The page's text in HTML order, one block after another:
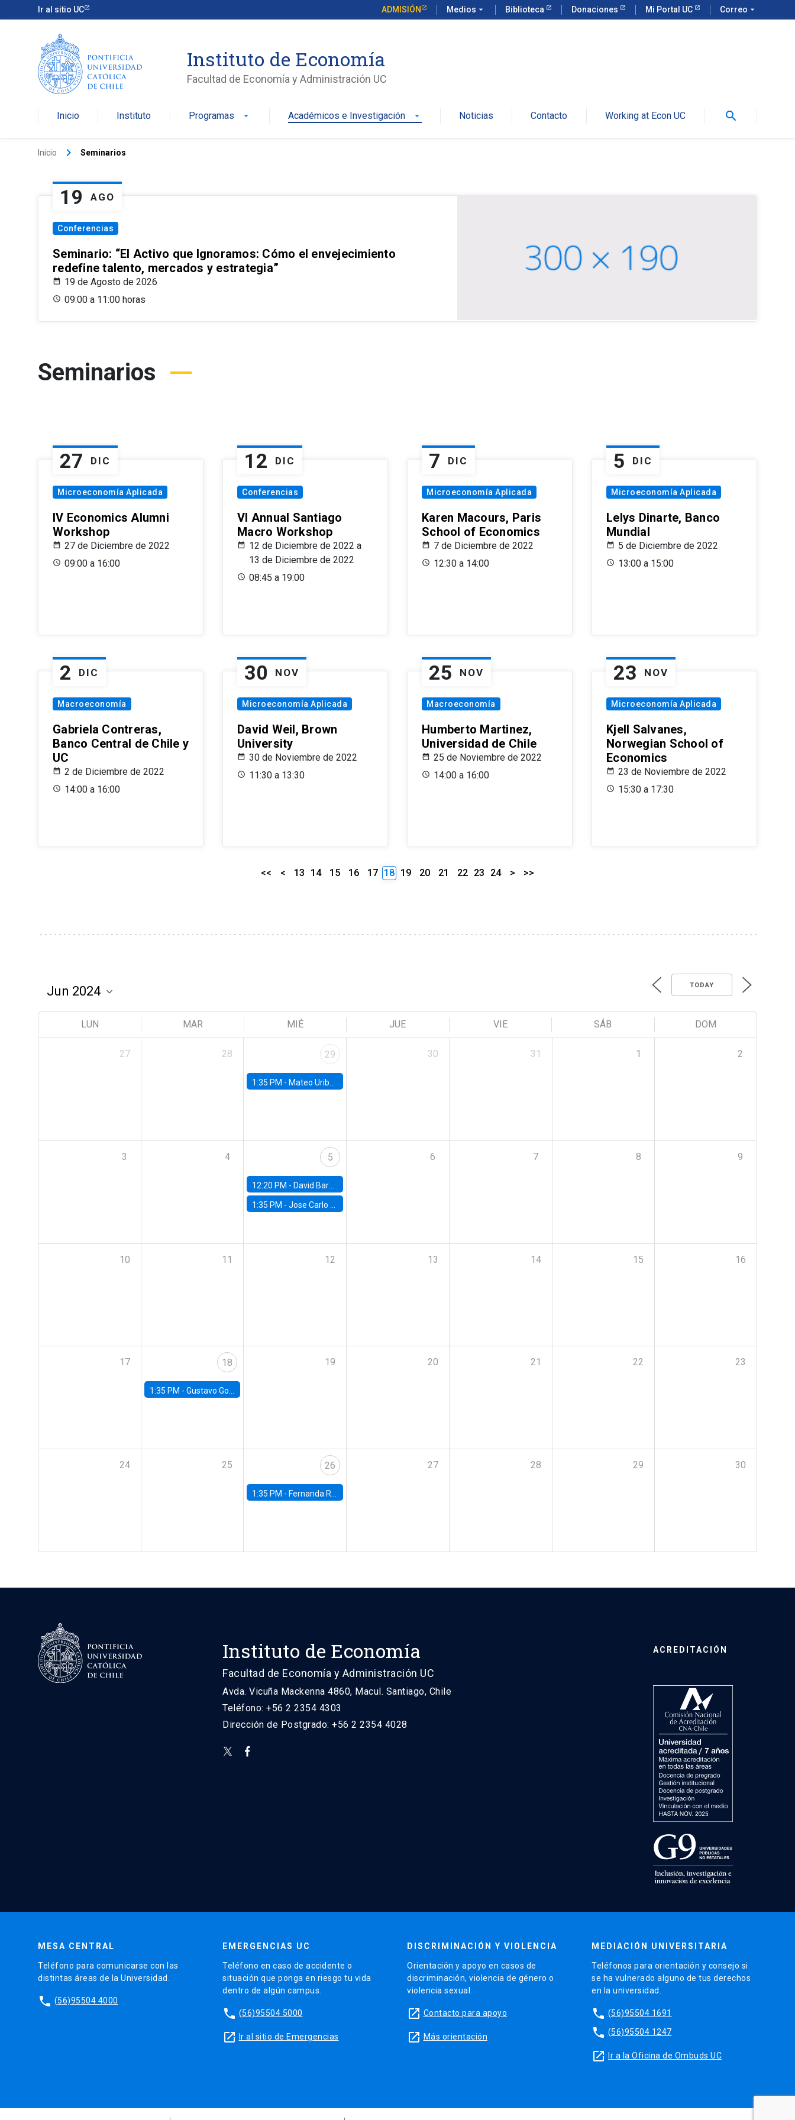
Ir al sitio UC ADMISIÓN Medios arrow_drop_down Biblioteca Donaciones Mi Portal UC Correo arrow_drop_down
Instituto de Economía
Facultad de Economía y Administración UC
Inicio Instituto Programas arrow_drop_down Académicos e Investigación arrow_drop_down Noticias Contacto Working at Econ UC search
Inicio keyboard_arrow_right Seminarios
19 AGO
Conferencias
Seminario: “El Activo que Ignoramos: Cómo el envejecimiento
redefine talento, mercados y estrategia”
19 de Agosto de 2026
09:00 a 11:00 horas
Seminarios
27 DIC
Microeconomía Aplicada
IV Economics Alumni
Workshop
27 de Diciembre de 2022
09:00 a 16:00
12 DIC
Conferencias
VI Annual Santiago
Macro Workshop
12 de Diciembre de 2022 a
13 de Diciembre de 2022
08:45 a 19:00
7 DIC
Microeconomía Aplicada
Karen Macours, Paris
School of Economics
7 de Diciembre de 2022
12:30 a 14:00
5 DIC
Microeconomía Aplicada
Lelys Dinarte, Banco
Mundial
5 de Diciembre de 2022
13:00 a 15:00
2 DIC
Macroeconomía
Gabriela Contreras,
Banco Central de Chile y
UC
2 de Diciembre de 2022
14:00 a 16:00
30 NOV
Microeconomía Aplicada
David Weil, Brown
University
30 de Noviembre de 2022
11:30 a 13:30
25 NOV
Macroeconomía
Humberto Martinez,
Universidad de Chile
25 de Noviembre de 2022
14:00 a 16:00
23 NOV
Microeconomía Aplicada
Kjell Salvanes,
Norwegian School of
Economics
23 de Noviembre de 2022
15:30 a 17:30
<< < 13 14 15 16 17 18 19 20 21 22 23 24 > >>
TODAY
LUN MAR MIÉ JUE VIE SÁB DOM
27 28 29
1:35 PM - Mateo Uribe-Castro, Universidad de los Andes (Colombia)
30 31 1 2
3 4 5
12:20 PM - David Bardey, Universidad de los Andes - CEDE
1:35 PM -Jose Carlo Bermudez, UC (ME) & World Bank
6 7 8 9
10 11 12 13 14 15 16
17 18
1:35 PM - Gustavo González, Banco Central de Chile
19 20 21 22 23
24 25 26
1:35 PM - Fernanda Rojas Ampuero, University of Wisconsin-Madison
27 28 29 30
Instituto de Economía
Facultad de Economía y Administración UC
Avda. Vicuña Mackenna 4860, Macul. Santiago, Chile
Teléfono: +56 2 2354 4303
Dirección de Postgrado: +56 2 2354 4028
ACREDITACIÓN
MESA CENTRAL
Teléfono para comunicarse con las
distintas áreas de la Universidad.
phone (56)95504 4000
EMERGENCIAS UC
Teléfono en caso de accidente o
situación que ponga en riesgo tu vida
dentro de algún campus.
phone (56)95504 5000
launch Ir al sitio de Emergencias
DISCRIMINACIÓN Y VIOLENCIA
Orientación y apoyo en casos de
discriminación, violencia de género o
violencia sexual.
launch Contacto para apoyo
launch Más orientación
MEDIACIÓN UNIVERSITARIA
Teléfonos para orientación y consejo si
se ha vulnerado alguno de tus derechos
en la universidad.
phone (56)95504 1691
phone (56)95504 1247
launch Ir a la Oficina de Ombuds UC